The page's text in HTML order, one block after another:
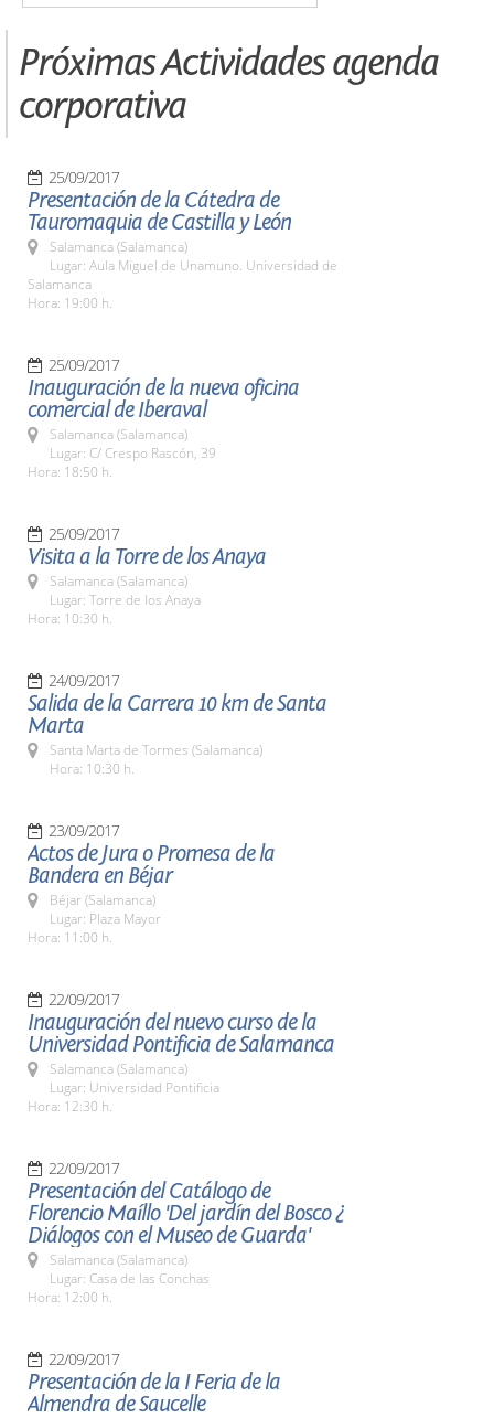
Próximas Actividades agenda
corporativa
25/09/2017
Presentación de la Cátedra de
Tauromaquia de Castilla y León
Salamanca (Salamanca)
Lugar: Aula Miguel de Unamuno. Universidad de
Salamanca
Hora: 19:00 h.
25/09/2017
Inauguración de la nueva oficina
comercial de Iberaval
Salamanca (Salamanca)
Lugar: C/ Crespo Rascón, 39
Hora: 18:50 h.
25/09/2017
Visita a la Torre de los Anaya
Salamanca (Salamanca)
Lugar: Torre de los Anaya
Hora: 10:30 h.
24/09/2017
Salida de la Carrera 10 km de Santa
Marta
Santa Marta de Tormes (Salamanca)
Hora: 10:30 h.
23/09/2017
Actos de Jura o Promesa de la
Bandera en Béjar
Béjar (Salamanca)
Lugar: Plaza Mayor
Hora: 11:00 h.
22/09/2017
Inauguración del nuevo curso de la
Universidad Pontificia de Salamanca
Salamanca (Salamanca)
Lugar: Universidad Pontificia
Hora: 12:30 h.
22/09/2017
Presentación del Catálogo de
Florencio Maíllo 'Del jardín del Bosco ¿
Diálogos con el Museo de Guarda'
Salamanca (Salamanca)
Lugar: Casa de las Conchas
Hora: 12:00 h.
22/09/2017
Presentación de la I Feria de la
Almendra de Saucelle